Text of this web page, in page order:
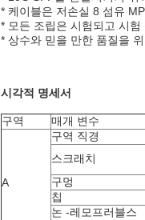
* 케이블은 저손실 8 섬유
* 모든 조립은 시험되고 시
* 상수와 믿을 만한 품질을
시각적 명세서
구역 매개 변수
A
구역 직경
스크래치
구멍
칩
논 -레모프러블스